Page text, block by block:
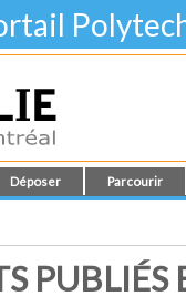
Déposer Parcourir
PUBLIÉS